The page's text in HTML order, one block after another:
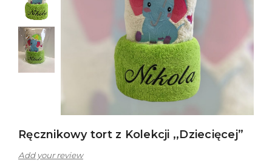
Ręcznikowy tort z Kolekcji ,,Dziecięcej”
Add your review